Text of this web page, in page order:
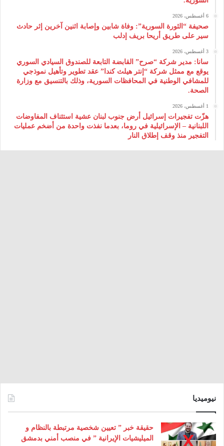
6 أغسطس، 2026
صحيفة “الثورة السورية”: وفاة شابين وإصابة اثنين آخرين إثر حادث
سير على طريق أريحا بريف إدلب
3 أغسطس، 2026
سانا: مدير شركة “صرح” القابضة التابعة للصندوق السيادي السوري
يوقع مع ممثل شركة “إنتر هيلث كندا” عقد تطوير وتأهيل نموذجي
للمشافي الوطنية في المحافظات السورية، وذلك بالتنسيق مع وزارة
الصحة.
1 أغسطس، 2026
هزّت تفجيرات إسرائيل أرض جنوب لبنان عشية استئناف المفاوضات
اللبنانية – الإسرائيلية في روما، بعدما نفذت واحدة من أضخم عمليات
التفجير منذ وقف إطلاق النار
نيوميديا
حقيقة خبر ” تعيين شخصية مرتبطة بالنظام و
الميليشيات الإيرانية ” في منصب أمني بدمشق